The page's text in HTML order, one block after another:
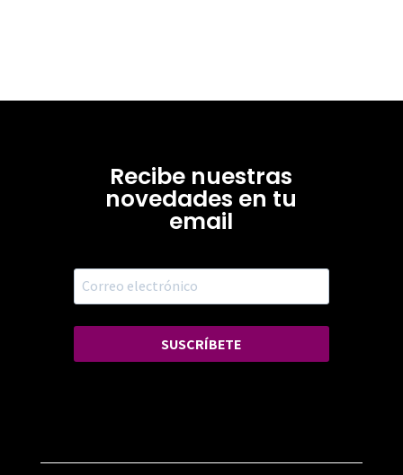
Recibe nuestras
novedades en tu
email
SUSCRÍBETE